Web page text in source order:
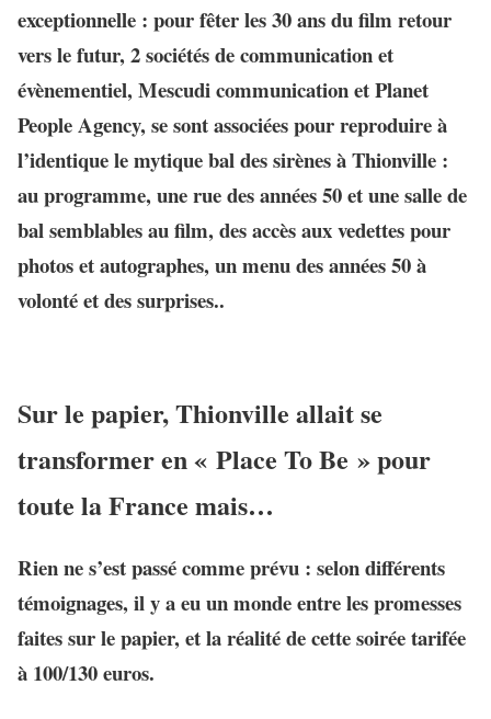
exceptionnelle : pour fêter les 30 ans du film retour
vers le futur, 2 sociétés de communication et
évènementiel, Mescudi communicationetPlanet
People Agency, se sont associées pour reproduire à
l’identique le mytique bal des sirènes à Thionville :
au programme, une rue des années 50 et une salle de
bal semblables au film, des accès aux vedettes pour
photos et autographes, un menu des années 50 à
volonté et des surprises..
Sur le papier, Thionville allait se
transformer en « Place To Be » pour
toute la France mais…
Rien ne s’est passé comme prévu : selon différents
témoignages, il y a eu un monde entre les promesses
faites sur le papier, et la réalité de cette soirée tarifée
à 100/130 euros.